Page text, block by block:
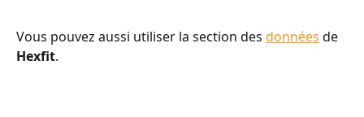
Vous pouvez aussi utiliser la section des données de
Hexfit.